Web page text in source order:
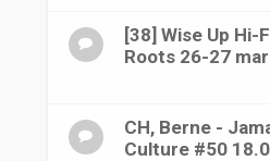
[38] Wise Up Hi-
Roots 26-27
CH, Berne -
Culture #50